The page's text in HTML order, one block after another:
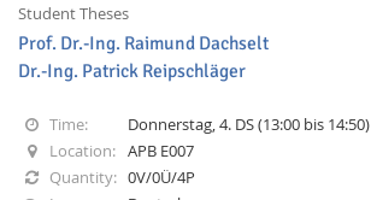
Student Theses
Prof. Dr.-Ing. Raimund Dachselt
Dr.-Ing. Patrick Reipschläger
Time:
Donnerstag, 4. DS (13:00 bis 14:50)
Location: APB E007
Quantity: 0V/0Ü/4P